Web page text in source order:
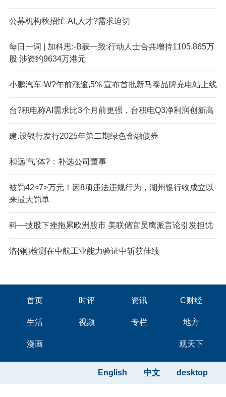
公募机构秋招忙 AI,人才?需求迫切
每日一词 | 加科思:-B获一致:行动人士合共增持1105.865万
股 涉资约9634万港元
小鹏汽车-W?午前涨逾,5% 宣布首批新马泰品牌充电站上线
台?积电称AI需求比3个月前更强，台积电Q3净利润创新高
建.设银行发行2025年第二期绿色金融债券
和远‘气’体?：补选公司董事
被罚42<7>万元！因8项违法违规行为，湖州银行收成立以
来最大罚单
科—技股下挫拖累欧洲股市 美联储官员鹰派言论引发担忧
洛{铜}检测在中航工业能力验证中斩获佳绩
首页 时评 资讯 C财经
生活 视频 专栏 地方
漫画 观天下
desktop
中文
English